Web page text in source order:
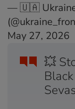
💥
— 🇺🇦 Ukraine
May 27, 2026